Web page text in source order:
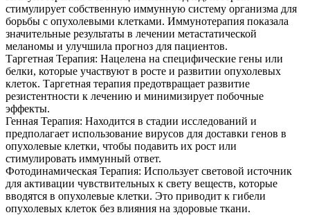
стимулирует собственную иммунную систему организма для
борьбы с опухолевыми клетками. Иммунотерапия показала
значительные результаты в лечении метастатической
меланомы и улучшила прогноз для пациентов.
Таргетная Терапия: Нацелена на специфические гены или
белки, которые участвуют в росте и развитии опухолевых
клеток. Таргетная терапия предотвращает развитие
резистентности к лечению и минимизирует побочные
эффекты.
Генная Терапия: Находится в стадии исследований и
предполагает использование вирусов для доставки генов в
опухолевые клетки, чтобы подавить их рост или
стимулировать иммунный ответ.
Фотодинамическая Терапия: Использует световой источник
для активации чувствительных к свету веществ, которые
вводятся в опухолевые клетки. Это приводит к гибели
опухолевых клеток без влияния на здоровые ткани.